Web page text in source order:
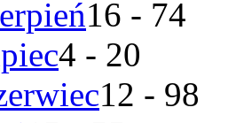
16 - 74
4 - 20
12 - 98